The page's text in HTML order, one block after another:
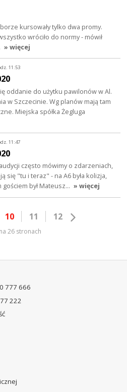
kursowały tylko dwa promy.
wróciło do normy - mówił
» więcej
11:53
oddanie do użytku pawilonów w Al.
w Szczecinie. Wg planów mają tam
Miejska spółka Żegluga
11:47
często mówimy o zdarzeniach,
się "tu i teraz" - na A6 była kolizja,
był Mateusz… » więcej
10 11 12
26 stronach
777 666
222